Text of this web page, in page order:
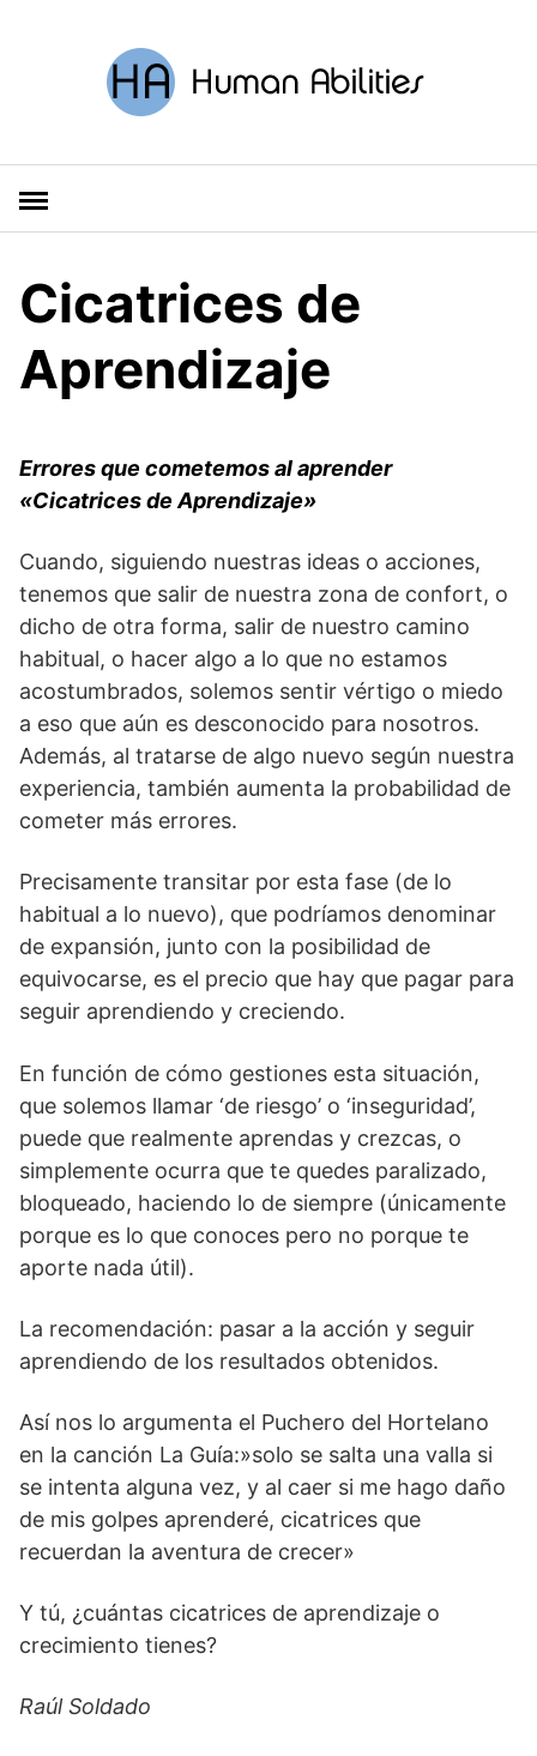
Cicatrices de
Aprendizaje
Errores que cometemos al aprender
«Cicatrices de Aprendizaje»
Cuando, siguiendo nuestras ideas o acciones,
tenemos que salir de nuestra zona de confort, o
dicho de otra forma, salir de nuestro camino
habitual, o hacer algo a lo que no estamos
acostumbrados, solemos sentir vértigo o miedo
a eso que aún es desconocido para nosotros.
Además, al tratarse de algo nuevo según nuestra
experiencia, también aumenta la probabilidad de
cometer más errores.
Precisamente transitar por esta fase (de lo
habitual a lo nuevo), que podríamos denominar
de expansión, junto con la posibilidad de
equivocarse, es el precio que hay que pagar para
seguir aprendiendo y creciendo.
En función de cómo gestiones esta situación,
que solemos llamar ‘de riesgo’ o ‘inseguridad’,
puede que realmente aprendas y crezcas, o
simplemente ocurra que te quedes paralizado,
bloqueado, haciendo lo de siempre (únicamente
porque es lo que conoces pero no porque te
aporte nada útil).
La recomendación: pasar a la acción y seguir
aprendiendo de los resultados obtenidos.
Así nos lo argumenta el Puchero del Hortelano
en la canción La Guía:»solo se salta una valla si
se intenta alguna vez, y al caer si me hago daño
de mis golpes aprenderé, cicatrices que
recuerdan la aventura de crecer»
Y tú, ¿cuántas cicatrices de aprendizaje o
crecimiento tienes?
Raúl Soldado